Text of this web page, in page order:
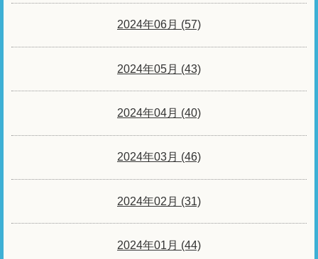
2024年06月 (57)
2024年05月 (43)
2024年04月 (40)
2024年03月 (46)
2024年02月 (31)
2024年01月 (44)